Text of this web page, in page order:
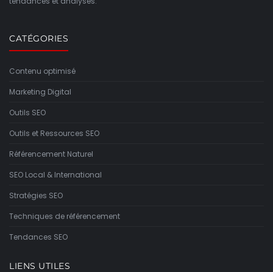
CATÉGORIES
Contenu optimisé
Marketing Digital
Outils SEO
Outils et Ressources SEO
Référencement Naturel
SEO Local & International
Stratégies SEO
Techniques de référencement
Tendances SEO
LIENS UTILES